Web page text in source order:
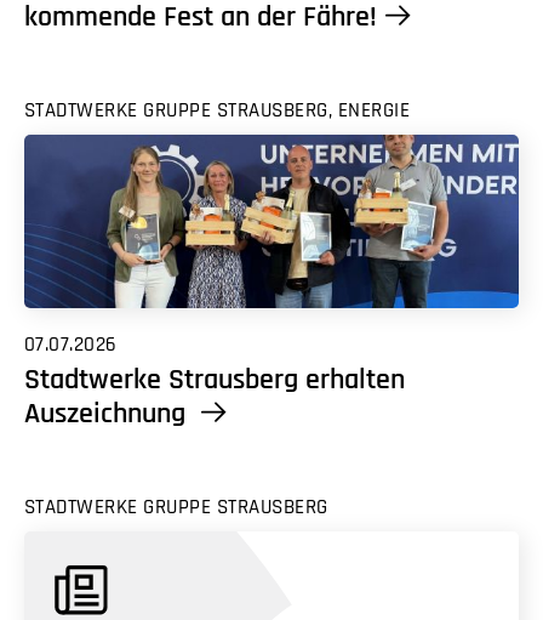
kommende Fest an der Fähre!
STADTWERKE GRUPPE STRAUSBERG, ENERGIE
07.07.2026
Stadtwerke Strausberg erhalten
Auszeichnung
STADTWERKE GRUPPE STRAUSBERG